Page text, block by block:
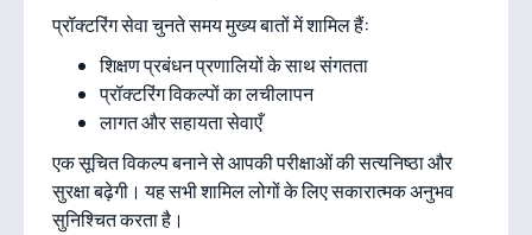
प्रॉक्टरिंग सेवा चुनते समय मुख्य बातों में शामिल हैं:
शिक्षण प्रबंधन प्रणालियों के साथ संगतता
प्रॉक्टरिंग विकल्पों का लचीलापन
लागत और सहायता सेवाएँ
एक सूचित विकल्प बनाने से आपकी परीक्षाओं की सत्यनिष्ठा और
सुरक्षा बढ़ेगी। यह सभी शामिल लोगों के लिए सकारात्मक अनुभव
सुनिश्चित करता है।